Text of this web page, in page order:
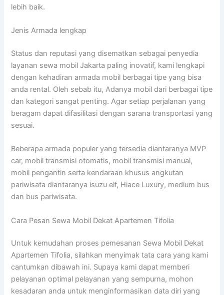
lebih baik.
Jenis Armada lengkap
Status dan reputasi yang disematkan sebagai penyedia
layanan sewa mobil Jakarta paling inovatif, kami lengkapi
dengan kehadiran armada mobil berbagai tipe yang bisa
anda rental. Oleh sebab itu, Adanya mobil dari berbagai tipe
dan kategori sangat penting. Agar setiap perjalanan yang
beragam dapat difasilitasi dengan sarana transportasi yang
sesuai.
Beberapa armada populer yang tersedia diantaranya MVP
car, mobil transmisi otomatis, mobil transmisi manual,
mobil pengantin serta kendaraan khusus angkutan
pariwisata diantaranya isuzu elf, Hiace Luxury, medium bus
dan bus pariwisata.
Cara Pesan Sewa Mobil Dekat Apartemen Tifolia
Untuk kemudahan proses pemesanan Sewa Mobil Dekat
Apartemen Tifolia, silahkan menyimak tata cara yang kami
cantumkan dibawah ini. Supaya kami dapat memberi
pelayanan optimal pelayanan yang sempurna, mohon
kesadaran anda untuk menginformasikan data diri yang